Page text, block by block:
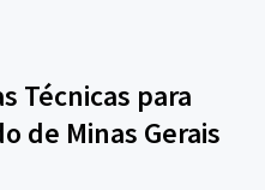
Técnicas para
de Minas Gerais